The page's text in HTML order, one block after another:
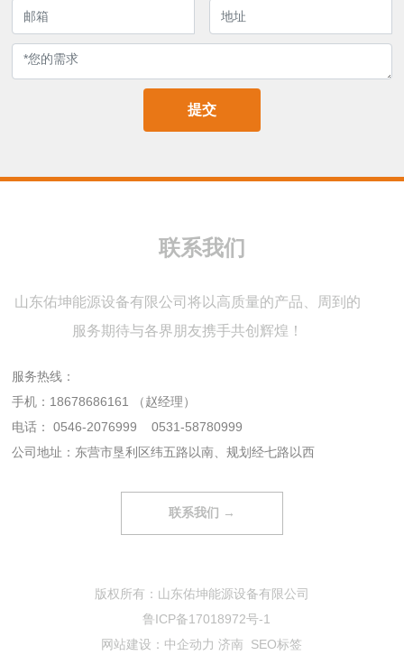
提交
联系我们
山东佑坤能源设备有限公司将以高质量的产品、周到的
服务期待与各界朋友携手共创辉煌！
服务热线：
手机： 18678686161 （赵经理）
电话：0546-2076999
0531-58780999
公司地址：东营市垦利区纬五路以南、规划经七路以西
联系我们 →
版权所有：山东佑坤能源设备有限公司
鲁ICP备17018972号-1
网站建设： 中企动力 济南 SEO标签